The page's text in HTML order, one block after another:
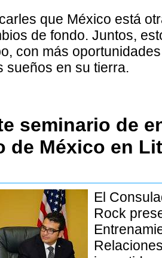
que México está
de fondo. Juntos,
con más
sueños en su tierra.
seminario de
de México en
El
Rock